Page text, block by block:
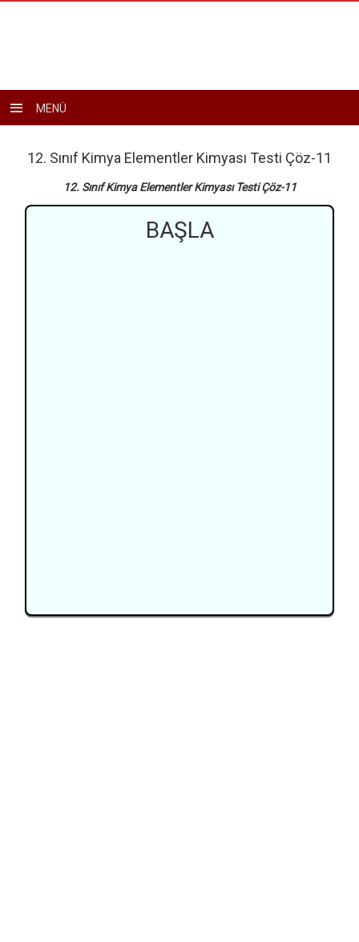
ToggleMENÜ
12. Sınıf Kimya Elementler Kimyası Testi Çöz-11
12. Sınıf Kimya Elementler Kimyası Testi Çöz-11
BAŞLA